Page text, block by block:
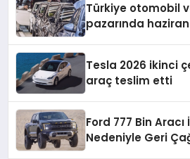
Türkiye otomobil
pazarında
Tesla 2026 ikinci
araç teslim etti
Ford 777 Bin
Nedeniyle Geri